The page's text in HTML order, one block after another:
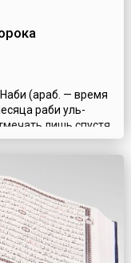
(араб. — время
раби уль-
лишь спустя
точная дата
памятный день был
отпечаток
что в исламе